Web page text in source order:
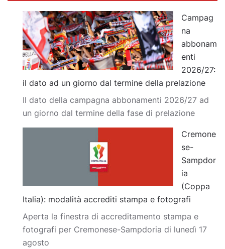
Campag
na
abbonam
enti
2026/27:
il dato ad un giorno dal termine della prelazione
Il dato della campagna abbonamenti 2026/27 ad
un giorno dal termine della fase di prelazione
Cremone
se-
Sampdor
ia
(Coppa
Italia): modalità accrediti stampa e fotografi
Aperta la finestra di accreditamento stampa e
fotografi per Cremonese-Sampdoria di lunedì 17
agosto